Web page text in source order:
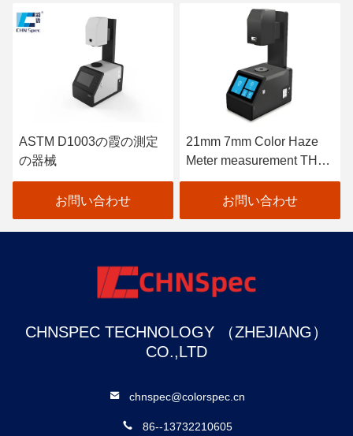
ASTM D1003の霞の測定
の器械
お問い合わせ
21mm 7mm Color Haze
Meter measurement THC-
08
お問い合わせ
CHNSPEC TECHNOLOGY （ZHEJIANG）
CO.,LTD
chnspec@colorspec.cn
86--13732210605